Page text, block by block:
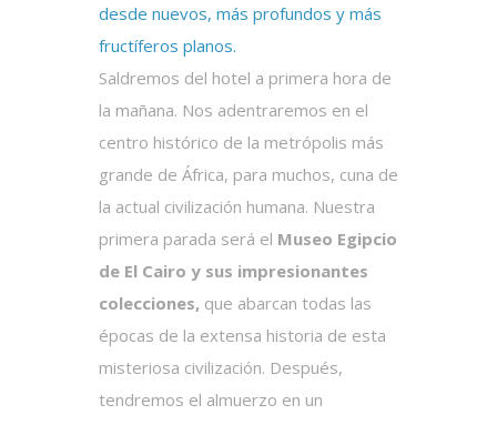
desde nuevos, más profundos y más
fructíferos planos.
Saldremos del hotel a primera hora de
la mañana. Nos adentraremos en el
centro histórico de la metrópolis más
grande de África, para muchos, cuna de
la actual civilización humana. Nuestra
primera parada será el Museo Egipcio
de El Cairo y sus impresionantes
colecciones, que abarcan todas las
épocas de la extensa historia de esta
misteriosa civilización. Después,
tendremos el almuerzo en un